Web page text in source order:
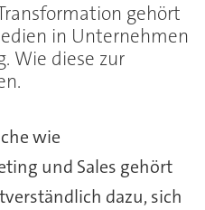
gehört
in Unternehmen
Wie diese zur
wie
und Sales gehört
dazu, sich